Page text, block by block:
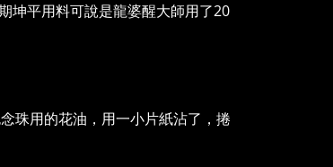
坤平用料可說是龍婆醒大師用了20
珠用的花油，用一小片紙沾了，捲